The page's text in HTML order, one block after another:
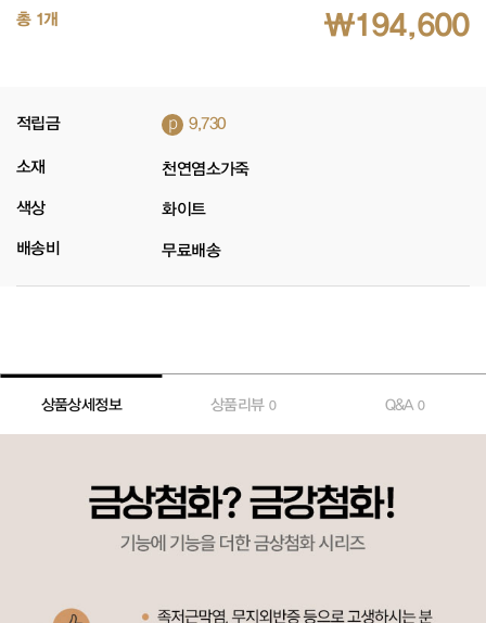
총 1개 ₩194,600
적립금 p 9,730
소재 천연염소가죽
색상 화이트
배송비 무료배송
상품상세정보 상품리뷰 0 Q&A0